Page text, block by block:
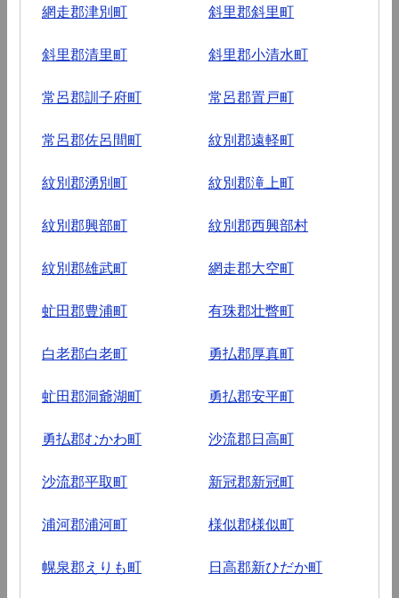
網走郡津別町 斜里郡斜里町
斜里郡清里町 斜里郡小清水町
常呂郡訓子府町 常呂郡置戸町
常呂郡佐呂間町 紋別郡遠軽町
紋別郡湧別町 紋別郡滝上町
紋別郡興部町 紋別郡西興部村
紋別郡雄武町 網走郡大空町
虻田郡豊浦町 有珠郡壮瞥町
白老郡白老町 勇払郡厚真町
虻田郡洞爺湖町 勇払郡安平町
勇払郡むかわ町 沙流郡日高町
沙流郡平取町 新冠郡新冠町
浦河郡浦河町 様似郡様似町
幌泉郡えりも町 日高郡新ひだか町